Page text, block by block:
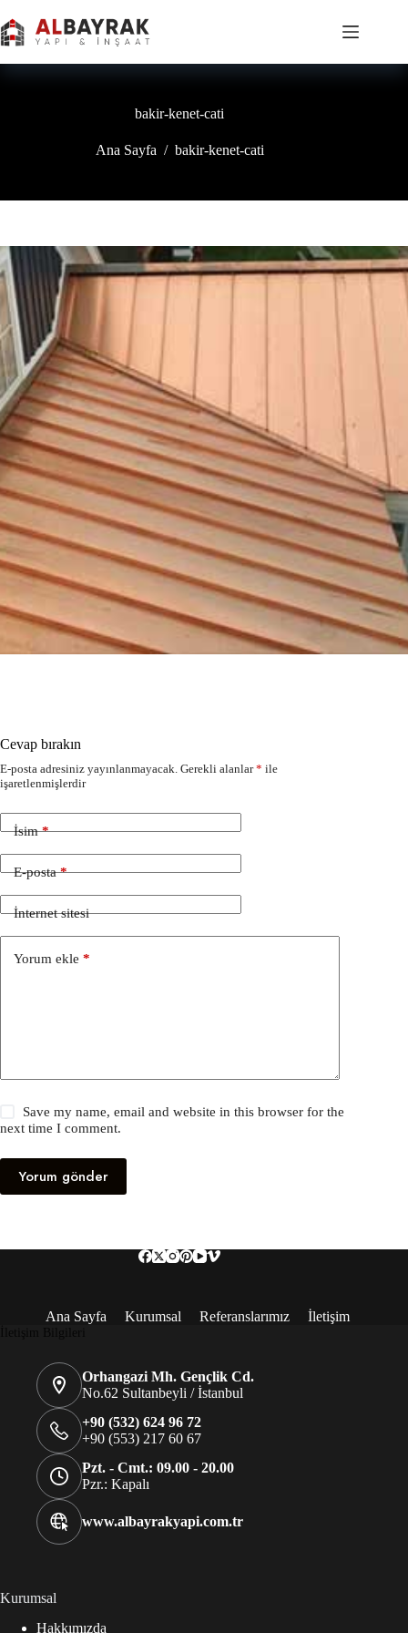
geç
bakir-kenet-cati
Ana Sayfa / bakir-kenet-cati
Cevap bırakın
E-posta adresiniz yayınlanmayacak. Gerekli alanlar* ile
işaretlenmişlerdir
İsim*
E-posta*
İnternet sitesi
Yorum ekle *
Save my name, email and website in this browser for the
next time I comment.
Yorum gönder
Ana Sayfa Kurumsal Referanslarımız İletişim
Orhangazi Mh. Gençlik Cd.
No.62 Sultanbeyli / İstanbul
+90 (532) 624 96 72
+90 (553) 217 60 67
Pzt. - Cmt.: 09.00 - 20.00
Pzr.: Kapalı
www.albayrakyapi.com.tr
Kurumsal
Hakkımızda